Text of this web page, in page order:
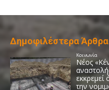
Δημοφιλέστερα Άρθρα